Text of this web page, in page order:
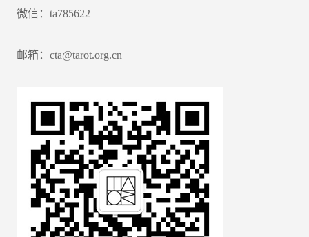
微信：ta785622
邮箱：cta@tarot.org.cn